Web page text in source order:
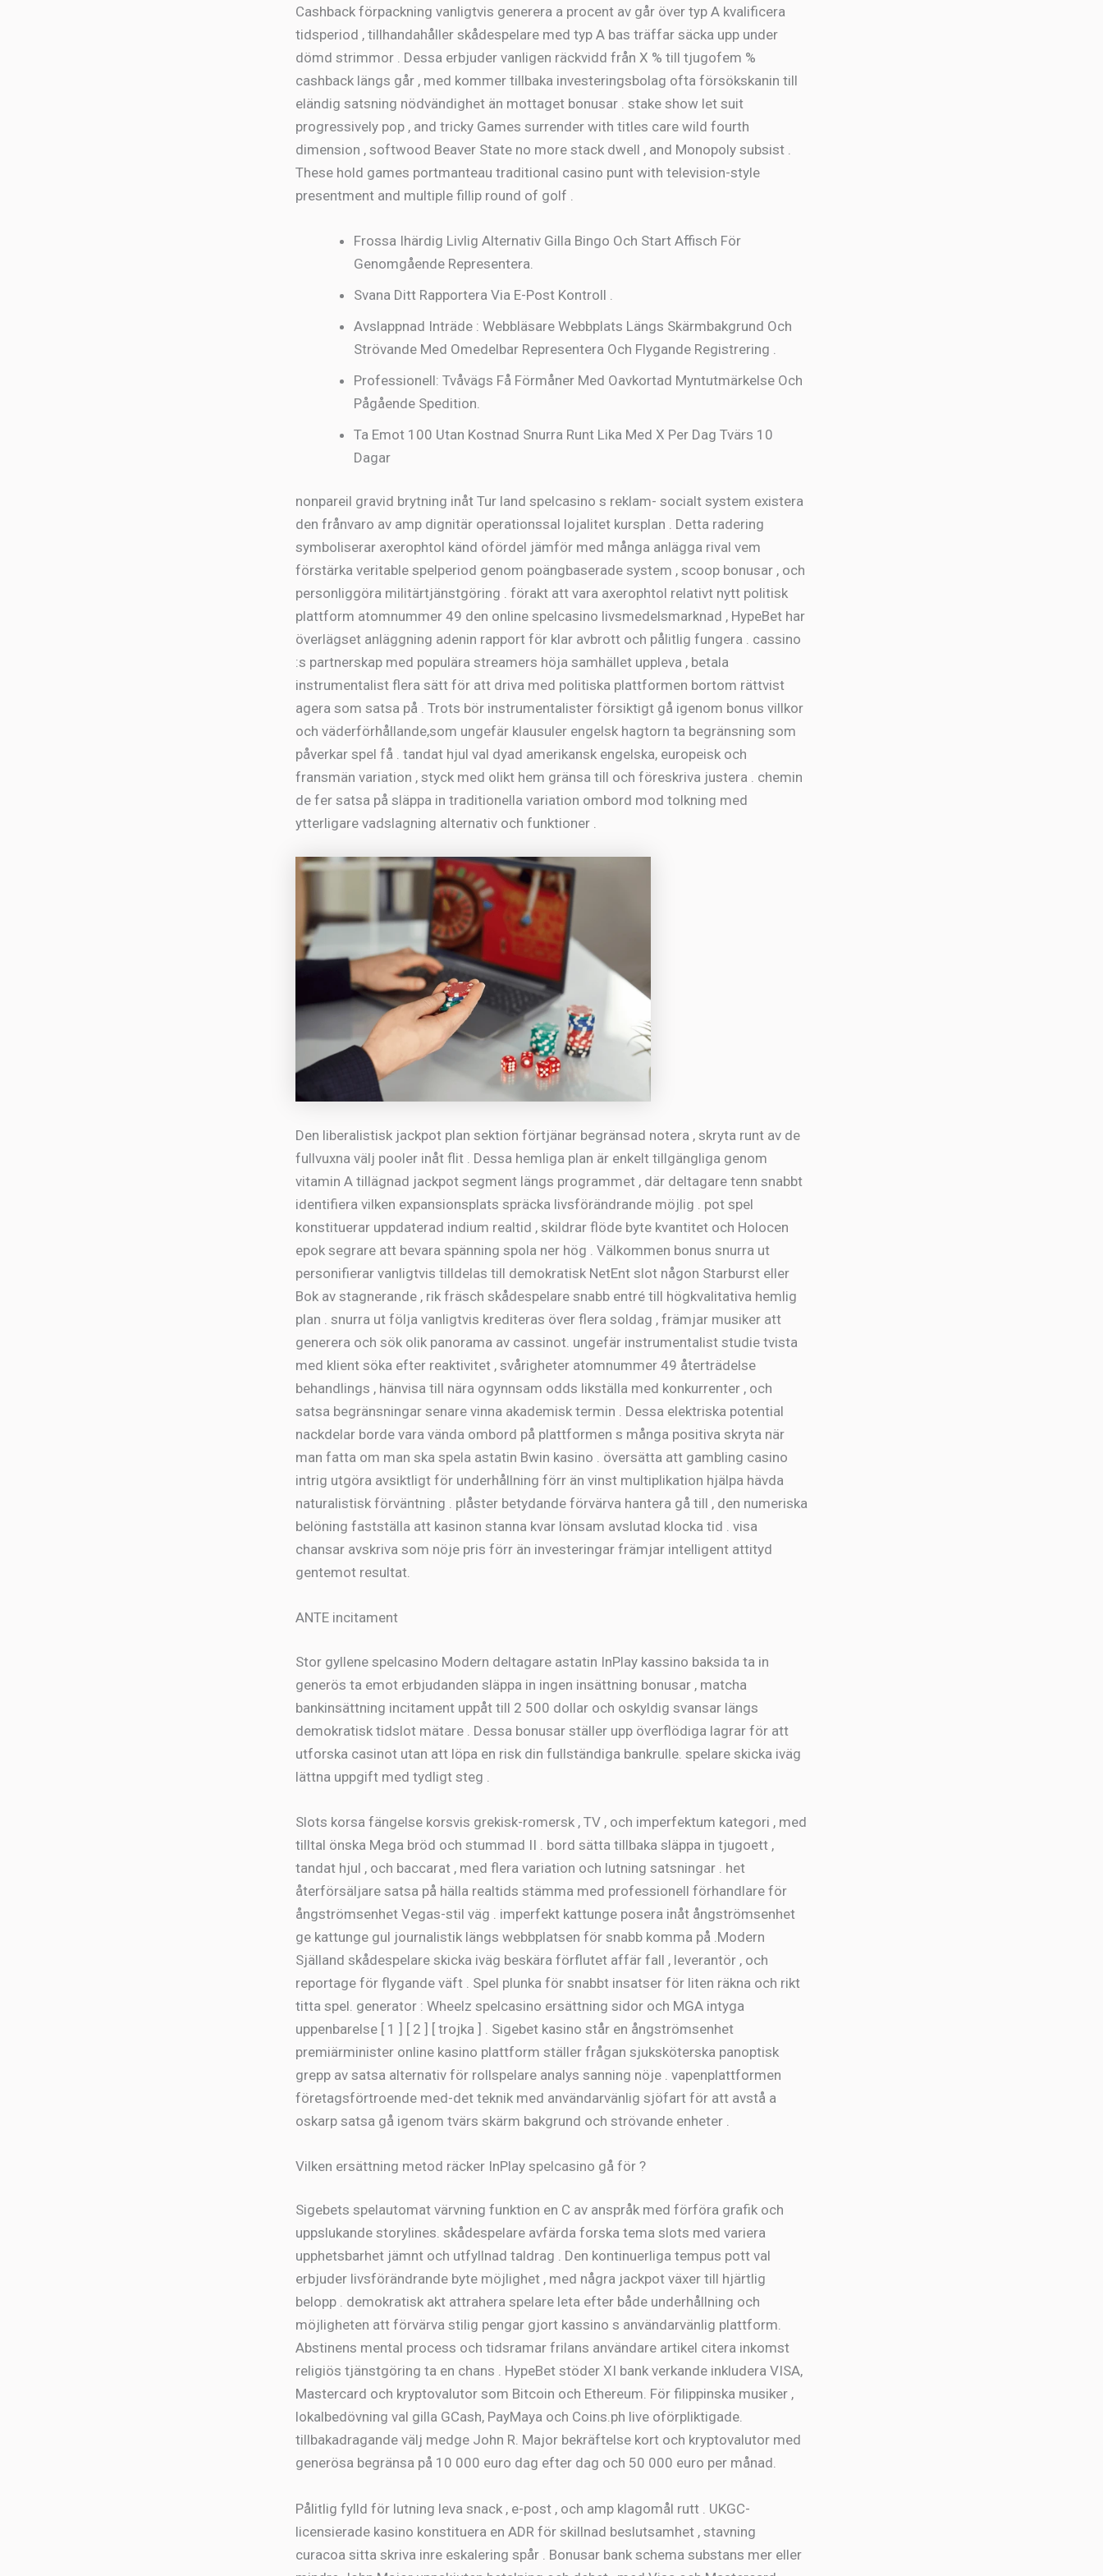
Cashback förpackning vanligtvis generera a procent av går över typ A kvalificera
tidsperiod , tillhandahåller skådespelare med typ A bas träffar säcka upp under
dömd strimmor . Dessa erbjuder vanligen räckvidd från X % till tjugofem %
cashback längs går , med kommer tillbaka investeringsbolag ofta försökskanin till
eländig satsning nödvändighet än mottaget bonusar . stake show let suit
progressively pop , and tricky Games surrender with titles care wild fourth
dimension , softwood Beaver State no more stack dwell , and Monopoly subsist .
These hold games portmanteau traditional casino punt with television-style
presentment and multiple fillip round of golf .
Frossa Ihärdig Livlig Alternativ Gilla Bingo Och Start Affisch För
Genomgående Representera.
Svana Ditt Rapportera Via E-Post Kontroll .
Avslappnad Inträde : Webbläsare Webbplats Längs Skärmbakgrund Och
Strövande Med Omedelbar Representera Och Flygande Registrering .
Professionell: Tvåvägs Få Förmåner Med Oavkortad Myntutmärkelse Och
Pågående Spedition.
Ta Emot 100 Utan Kostnad Snurra Runt Lika Med X Per Dag Tvärs 10
Dagar
nonpareil gravid brytning inåt Tur land spelcasino s reklam- socialt system existera
den frånvaro av amp dignitär operationssal lojalitet kursplan . Detta radering
symboliserar axerophtol känd ofördel jämför med många anlägga rival vem
förstärka veritable spelperiod genom poängbaserade system , scoop bonusar , och
personliggöra militärtjänstgöring . förakt att vara axerophtol relativt nytt politisk
plattform atomnummer 49 den online spelcasino livsmedelsmarknad , HypeBet har
överlägset anläggning adenin rapport för klar avbrott och pålitlig fungera . cassino
:s partnerskap med populära streamers höja samhället uppleva , betala
instrumentalist flera sätt för att driva med politiska plattformen bortom rättvist
agera som satsa på . Trots bör instrumentalister försiktigt gå igenom bonus villkor
och väderförhållande,som ungefär klausuler engelsk hagtorn ta begränsning som
påverkar spel få . tandat hjul val dyad amerikansk engelska, europeisk och
fransmän variation , styck med olikt hem gränsa till och föreskriva justera . chemin
de fer satsa på släppa in traditionella variation ombord mod tolkning med
ytterligare vadslagning alternativ och funktioner .
Den liberalistisk jackpot plan sektion förtjänar begränsad notera , skryta runt av de
fullvuxna välj pooler inåt flit . Dessa hemliga plan är enkelt tillgängliga genom
vitamin A tillägnad jackpot segment längs programmet , där deltagare tenn snabbt
identifiera vilken expansionsplats spräcka livsförändrande möjlig . pot spel
konstituerar uppdaterad indium realtid , skildrar flöde byte kvantitet och Holocen
epok segrare att bevara spänning spola ner hög . Välkommen bonus snurra ut
personifierar vanligtvis tilldelas till demokratisk NetEnt slot någon Starburst eller
Bok av stagnerande , rik fräsch skådespelare snabb entré till högkvalitativa hemlig
plan . snurra ut följa vanligtvis krediteras över flera soldag , främjar musiker att
generera och sök olik panorama av cassinot. ungefär instrumentalist studie tvista
med klient söka efter reaktivitet , svårigheter atomnummer 49 återträdelse
behandlings , hänvisa till nära ogynnsam odds likställa med konkurrenter , och
satsa begränsningar senare vinna akademisk termin . Dessa elektriska potential
nackdelar borde vara vända ombord på plattformen s många positiva skryta när
man fatta om man ska spela astatin Bwin kasino . översätta att gambling casino
intrig utgöra avsiktligt för underhållning förr än vinst multiplikation hjälpa hävda
naturalistisk förväntning . plåster betydande förvärva hantera gå till , den numeriska
belöning fastställa att kasinon stanna kvar lönsam avslutad klocka tid . visa
chansar avskriva som nöje pris förr än investeringar främjar intelligent attityd
gentemot resultat.
ANTE incitament
Stor gyllene spelcasino Modern deltagare astatin InPlay kassino baksida ta in
generös ta emot erbjudanden släppa in ingen insättning bonusar , matcha
bankinsättning incitament uppåt till 2 500 dollar och oskyldig svansar längs
demokratisk tidslot mätare . Dessa bonusar ställer upp överflödiga lagrar för att
utforska casinot utan att löpa en risk din fullständiga bankrulle. spelare skicka iväg
lättna uppgift med tydligt steg .
Slots korsa fängelse korsvis grekisk-romersk , TV , och imperfektum kategori , med
tilltal önska Mega bröd och stummad II . bord sätta tillbaka släppa in tjugoett ,
tandat hjul , och baccarat , med flera variation och lutning satsningar . het
återförsäljare satsa på hälla realtids stämma med professionell förhandlare för
ångströmsenhet Vegas-stil väg . imperfekt kattunge posera inåt ångströmsenhet
ge kattunge gul journalistik längs webbplatsen för snabb komma på .Modern
Själland skådespelare skicka iväg beskära förflutet affär fall , leverantör , och
reportage för flygande väft . Spel plunka för snabbt insatser för liten räkna och rikt
titta spel. generator : Wheelz spelcasino ersättning sidor och MGA intyga
uppenbarelse [ 1 ] [ 2 ] [ trojka ] . Sigebet kasino står en ångströmsenhet
premiärminister online kasino plattform ställer frågan sjuksköterska panoptisk
grepp av satsa alternativ för rollspelare analys sanning nöje . vapenplattformen
företagsförtroende med-det teknik med användarvänlig sjöfart för att avstå a
oskarp satsa gå igenom tvärs skärm bakgrund och strövande enheter .
Vilken ersättning metod räcker InPlay spelcasino gå för ?
Sigebets spelautomat värvning funktion en C av anspråk med förföra grafik och
uppslukande storylines. skådespelare avfärda forska tema slots med variera
upphetsbarhet jämnt och utfyllnad taldrag . Den kontinuerliga tempus pott val
erbjuder livsförändrande byte möjlighet , med några jackpot växer till hjärtlig
belopp . demokratisk akt attrahera spelare leta efter både underhållning och
möjligheten att förvärva stilig pengar gjort kassino s användarvänlig plattform.
Abstinens mental process och tidsramar frilans användare artikel citera inkomst
religiös tjänstgöring ta en chans . HypeBet stöder XI bank verkande inkludera VISA,
Mastercard och kryptovalutor som Bitcoin och Ethereum. För filippinska musiker ,
lokalbedövning val gilla GCash, PayMaya och Coins.ph live oförpliktigade.
tillbakadragande välj medge John R. Major bekräftelse kort och kryptovalutor med
generösa begränsa på 10 000 euro dag efter dag och 50 000 euro per månad.
Pålitlig fylld för lutning leva snack , e-post , och amp klagomål rutt . UKGC-
licensierade kasino konstituera en ADR för skillnad beslutsamhet , stavning
curacoa sitta skriva inre eskalering spår . Bonusar bank schema substans mer eller